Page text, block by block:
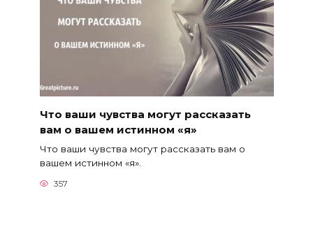
Что ваши чувства могут рассказать
вам о вашем истинном «я»
Что ваши чувства могут рассказать вам о
вашем истинном «я».
357